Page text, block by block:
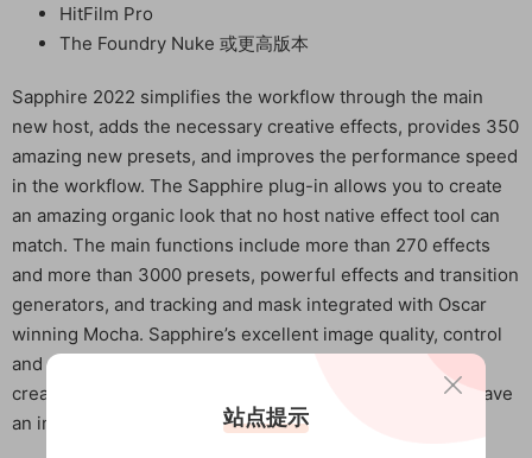
HitFilm Pro
The Foundry Nuke 或更高版本
Sapphire 2022 simplifies the workflow through the main
new host, adds the necessary creative effects, provides 350
amazing new presets, and improves the performance speed
in the workflow. The Sapphire plug-in allows you to create
an amazing organic look that no host native effect tool can
match. The main functions include more than 270 effects
and more than 3000 presets, powerful effects and transition
generators, and tracking and mask integrated with Oscar
winning Mocha. Sapphire’s excellent image quality, control
and rendering speed can save a lot of time – allowing
creative people to focus on the most important things, have
an impact and let the audience come again.
站点提示